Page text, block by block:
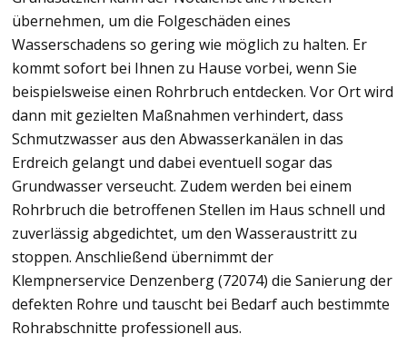
übernehmen, um die Folgeschäden eines
Wasserschadens so gering wie möglich zu halten. Er
kommt sofort bei Ihnen zu Hause vorbei, wenn Sie
beispielsweise einen Rohrbruch entdecken. Vor Ort wird
dann mit gezielten Maßnahmen verhindert, dass
Schmutzwasser aus den Abwasserkanälen in das
Erdreich gelangt und dabei eventuell sogar das
Grundwasser verseucht. Zudem werden bei einem
Rohrbruch die betroffenen Stellen im Haus schnell und
zuverlässig abgedichtet, um den Wasseraustritt zu
stoppen. Anschließend übernimmt der
Klempnerservice Denzenberg (72074) die Sanierung der
defekten Rohre und tauscht bei Bedarf auch bestimmte
Rohrabschnitte professionell aus.